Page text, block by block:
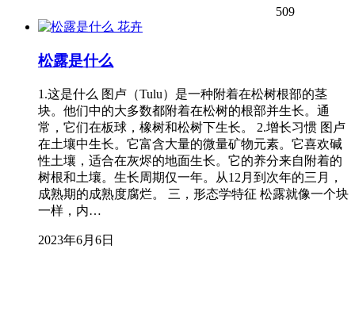
509
花卉
松露是什么
1.这是什么 图卢（Tulu）是一种附着在松树根部的茎
块。他们中的大多数都附着在松树的根部并生长。通
常，它们在板球，橡树和松树下生长。 2.增长习惯 图卢
在土壤中生长。它富含大量的微量矿物元素。它喜欢碱
性土壤，适合在灰烬的地面生长。它的养分来自附着的
树根和土壤。生长周期仅一年。从12月到次年的三月，
成熟期的成熟度腐烂。 三，形态学特征 松露就像一个块
一样，内…
2023年6月6日